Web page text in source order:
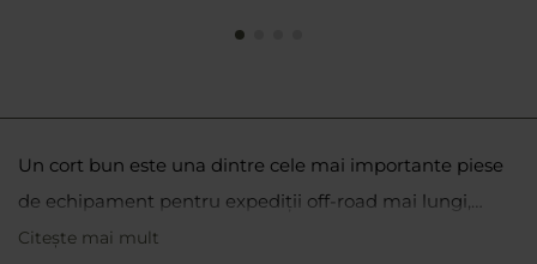
Citește mai mult
Un cort bun este una dintre cele mai importante piese
de echipament pentru expediții off-road mai lungi,
drumeții de mai multe zile sau vacanțe cu cortul. Atunci
Atunci când vă decideți să cumpărați un cort, de multe